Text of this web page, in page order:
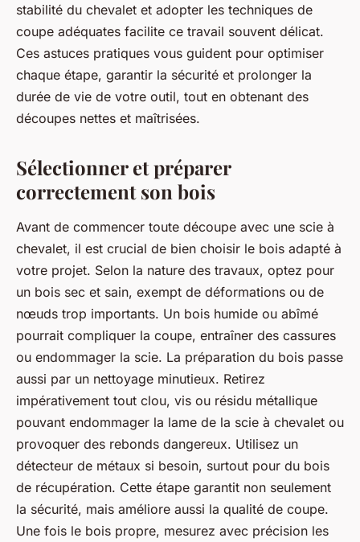
stabilité du chevalet et adopter les techniques de
coupe adéquates facilite ce travail souvent délicat.
Ces astuces pratiques vous guident pour optimiser
chaque étape, garantir la sécurité et prolonger la
durée de vie de votre outil, tout en obtenant des
découpes nettes et maîtrisées.
Sélectionner et préparer
correctement son bois
Avant de commencer toute découpe avec une scie à
chevalet, il est crucial de bien choisir le bois adapté à
votre projet. Selon la nature des travaux, optez pour
un bois sec et sain, exempt de déformations ou de
nœuds trop importants. Un bois humide ou abîmé
pourrait compliquer la coupe, entraîner des cassures
ou endommager la scie. La préparation du bois passe
aussi par un nettoyage minutieux. Retirez
impérativement tout clou, vis ou résidu métallique
pouvant endommager la lame de la scie à chevalet ou
provoquer des rebonds dangereux. Utilisez un
détecteur de métaux si besoin, surtout pour du bois
de récupération. Cette étape garantit non seulement
la sécurité, mais améliore aussi la qualité de coupe.
Une fois le bois propre, mesurez avec précision les